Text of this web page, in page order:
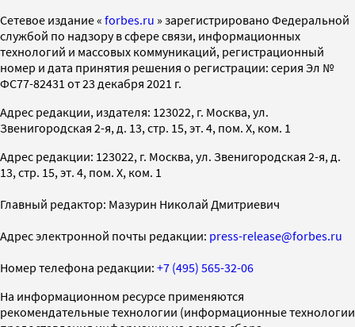
Cетевое издание « forbes.ru » зарегистрировано Федеральной
службой по надзору в сфере связи, информационных
технологий и массовых коммуникаций, регистрационный
номер и дата принятия решения о регистрации: серия Эл №
ФС77-82431 от 23 декабря 2021 г.
Адрес редакции, издателя: 123022, г. Москва, ул.
Звенигородская 2-я, д. 13, стр. 15, эт. 4, пом. X, ком. 1
Адрес редакции: 123022, г. Москва, ул. Звенигородская 2-я, д.
13, стр. 15, эт. 4, пом. X, ком. 1
Главный редактор: Мазурин Николай Дмитриевич
Адрес электронной почты редакции: press-release@forbes.ru
Номер телефона редакции: +7 (495) 565-32-06
На информационном ресурсе применяются
рекомендательные технологии (информационные технологии